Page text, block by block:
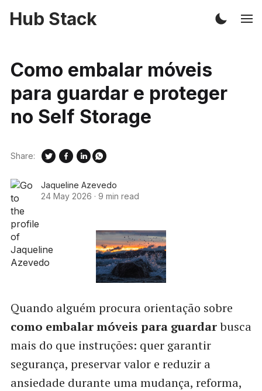
Hub Stack
Como embalar móveis
para guardar e proteger
no Self Storage
Jaqueline Azevedo
24 May 2026 · 9 min read
Share:
Quando alguém procura orientação sobre
como embalar móveis para guardarbusca
mais do que instruções: quer garantir
segurança, preservar valor e reduzir a
ansiedade durante uma mudança, reforma,